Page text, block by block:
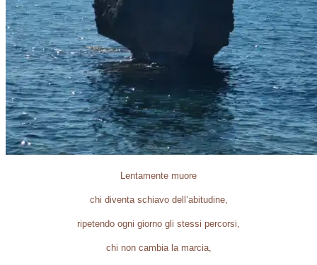
Lentamente muore
chi diventa schiavo dell’abitudine,
ripetendo ogni giorno gli stessi percorsi,
chi non cambia la marcia,